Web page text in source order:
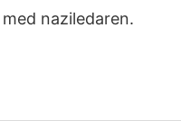
naziledaren.